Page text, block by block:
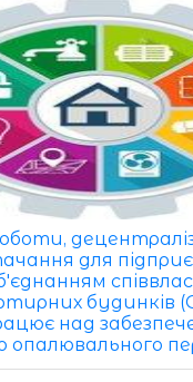
для
будинків
над
опалювального